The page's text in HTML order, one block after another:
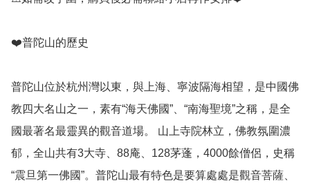
❤️普陀山的歷史
普陀山位於杭州灣以東，與上海、寧波隔海相望，是中國佛
教四大名山之一，素有“海天佛國”、“南海聖境”之稱，是全
國最著名最靈異的觀音道場。 山上寺院林立，佛教氛圍濃
郁，全山共有3大寺、88庵、128茅蓬，4000餘僧侶，史稱
“震旦第一佛國”。普陀山最有特色是要算處處是觀音菩薩、